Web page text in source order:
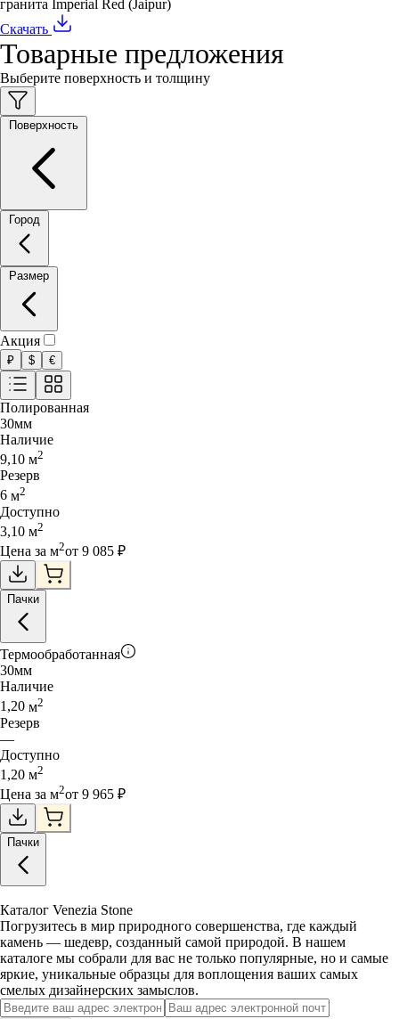
гранита Imperial Red (Jaipur)
Скачать
Товарные предложения
Выберите поверхность и толщину
Акция
₽ $ €
Полированная
30мм
Наличие
9,10 м2
Резерв
6 м2
Доступно
3,10 м2
Цена за м2от 9 085 ₽
Пачки
Термообработанная
30мм
Наличие
1,20 м2
Резерв
—
Доступно
1,20 м2
Цена за м2от 9 965 ₽
Пачки
Каталог Venezia Stone
Погрузитесь в мир природного совершенства, где каждый
камень — шедевр, созданный самой природой. В нашем
каталоге мы собрали для вас не только популярные, но и самые
яркие, уникальные образцы для воплощения ваших самых
смелых дизайнерских замыслов.